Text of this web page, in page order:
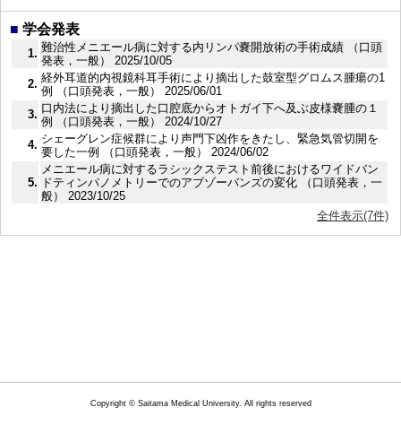
■ 学会発表
1. 難治性メニエール病に対する内リンパ嚢開放術の手術成績 （口頭
発表，一般） 2025/10/05
2. 経外耳道的内視鏡科耳手術により摘出した鼓室型グロムス腫瘍の1
例 （口頭発表，一般） 2025/06/01
3. 口内法により摘出した口腔底からオトガイ下へ及ぶ皮様嚢腫の１
例 （口頭発表，一般） 2024/10/27
4. シェーグレン症候群により声門下凶作をきたし、緊急気管切開を
要した一例 （口頭発表，一般） 2024/06/02
5.
メニエール病に対するラシックステスト前後におけるワイドバン
ドティンパノメトリーでのアブゾーバンズの変化 （口頭発表，一
般） 2023/10/25
全件表示(7件)
Copyright © Saitama Medical University. All rights reserved